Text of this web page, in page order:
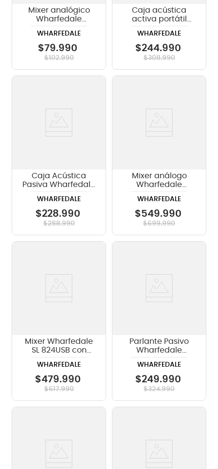
Mixer analógico
Wharfedale
WHARFEDALE
$79.990
$102.990
Caja acústica
activa portátil
12A-B - 12
pulgadas (Banda
B)
WHARFEDALE
$244.990
$308.990
Caja Acústica
Pasiva Wharfedale
WHARFEDALE
$228.990
$288.990
Mixer análogo
Wharfedale
canales
WHARFEDALE
$549.990
$699.990
Mixer Wharfedale
SL 824USB con
mono y 2 canales
estéreo
WHARFEDALE
$479.990
$617.990
Parlante Pasivo
Wharfedale
350W
WHARFEDALE
$249.990
$324.990